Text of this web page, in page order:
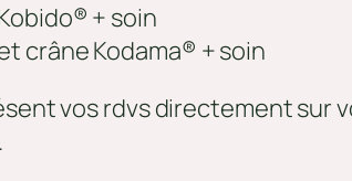
+ soin
crâne Kodama® + soin
vos rdvs directement